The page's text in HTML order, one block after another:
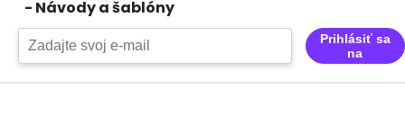
- Návody a šablóny
Prihlásiť sa
na